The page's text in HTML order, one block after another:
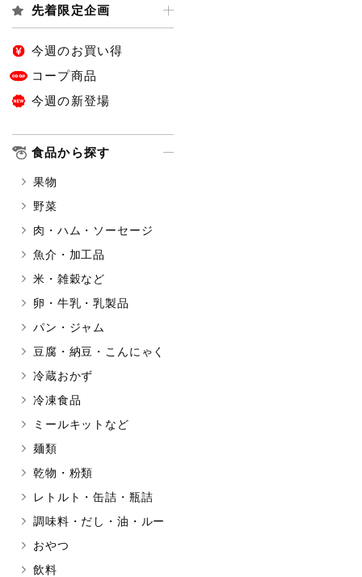
アレルゲン情報 特定原材料と特定原材料に準ずる
先着限定企画
今週のお買い得
コープ商品
今週の新登場
食品から探す
果物
野菜
肉・ハム・ソーセージ
魚介・加工品
米・雑穀など
卵・牛乳・乳製品
パン・ジャム
豆腐・納豆・こんにゃく
冷蔵おかず
冷凍食品
ミールキットなど
麺類
乾物・粉類
レトルト・缶詰・瓶詰
調味料・だし・油・ルー
おやつ
飲料